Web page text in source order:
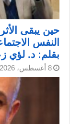
حين يبقى
النفس
بقلم: د. لؤي
8 أغسطس، 2026